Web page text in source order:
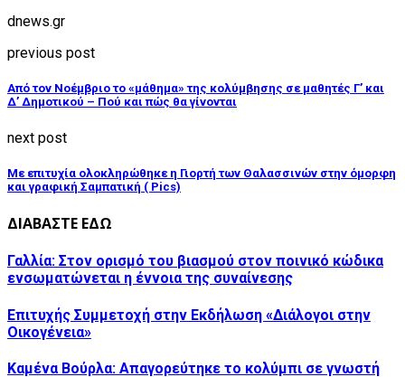
dnews.gr
previous post
Από τον Νοέμβριο το «μάθημα» της κολύμβησης σε μαθητές Γ’ και
Δ’ Δημοτικού – Πού και πώς θα γίνονται
next post
Με επιτυχία ολοκληρώθηκε η Γιορτή των Θαλασσινών στην όμορφη
και γραφική Σαμπατική ( Pics)
ΔΙΑΒΑΣΤΕ ΕΔΩ
Γαλλία: Στον ορισμό του βιασμού στον ποινικό κώδικα
ενσωματώνεται η έννοια της συναίνεσης
Επιτυχής Συμμετοχή στην Εκδήλωση «Διάλογοι στην
Οικογένεια»
Καμένα Βούρλα: Απαγορεύτηκε το κολύμπι σε γνωστή